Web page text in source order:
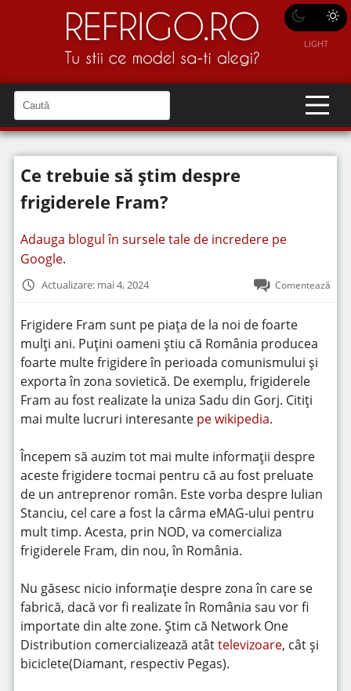
LIGHT
a
u
t
C
a
u
î
n
i
t
Ce trebuie să știm despre
frigiderele Fram?
Adauga blogul în sursele tale de incredere pe
Google.
Actualizare: mai 4, 2024 Comentează
Frigidere Fram sunt pe piața de la noi de foarte
mulți ani. Puțini oameni știu că România producea
foarte multe frigidere în perioada comunismului și
exporta în zona sovietică. De exemplu, frigiderele
Fram au fost realizate la uniza Sadu din Gorj. Citiți
mai multe lucruri interesante pe wikipedia.
Începem să auzim tot mai multe informații despre
aceste frigidere tocmai pentru că au fost preluate
de un antreprenor român. Este vorba despre Iulian
Stanciu, cel care a fost la cârma eMAG-ului pentru
mult timp. Acesta, prin NOD, va comercializa
frigiderele Fram, din nou, în România.
Nu găsesc nicio informație despre zona în care se
fabrică, dacă vor fi realizate în România sau vor fi
importate din alte zone. Știm că Network One
Distribution comercializează atâttelevizoare, cât și
biciclete(Diamant, respectiv Pegas).